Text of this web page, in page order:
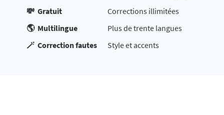
💸 Gratuit
Corrections illimitées
🌎 Multilingue
Plus de trente langues
🪄 Correction fautes
Style et accents